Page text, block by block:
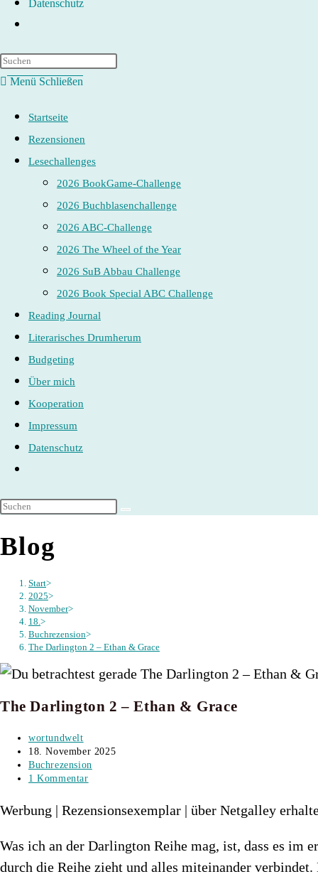
Datenschutz
umschalten
Menü Schließen
Startseite
Rezensionen
Lesechallenges
2026 BookGame-Challenge
2026 Buchblasenchallenge
2026 ABC-Challenge
2026 The Wheel of the Year
2026 SuB Abbau Challenge
2026 Book Special ABC Challenge
Reading Journal
Literarisches Drumherum
Budgeting
Über mich
Kooperation
Impressum
Datenschutz
umschalten
Blog
Start>
2025>
November>
18. >
Buchrezension>
The Darlington 2 – Ethan & Grace
The Darlington 2 – Ethan & Grace
Beitrags-
Autor:
wortundwelt
Beitrag
veröffentlicht:
18. November 2025
Beitrags-
Kategorie:
Buchrezension
Beitrags-
1 Kommentar
Werbung | Rezensionsexemplar | über Netgalley
Was ich an der Darlington Reihe mag, ist, dass es im
durch die Reihe zieht und alles miteinander